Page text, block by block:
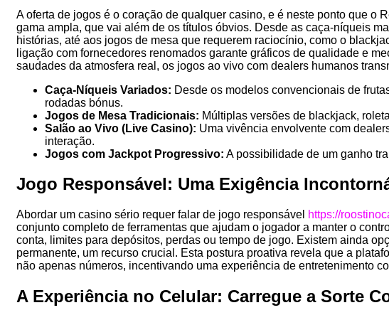
A oferta de jogos é o coração de qualquer casino, e é neste ponto que o
gama ampla, que vai além de os títulos óbvios. Desde as caça-níqueis
histórias, até aos jogos de mesa que requerem raciocínio, como o
ligação com fornecedores renomados garante gráficos de qualidade e
saudades da atmosfera real, os jogos ao vivo com dealers humanos
Caça-Níqueis Variados: Desde os modelos convencionais de
rodadas bónus.
Jogos de Mesa Tradicionais: Múltiplas versões de blackjack,
Salão ao Vivo (Live Casino): Uma vivência envolvente com
interação.
Jogos com Jackpot Progressivo: A possibilidade de um ganho
Jogo Responsável: Uma Exigência
Abordar um casino sério requer falar de jogo responsável https://
conjunto completo de ferramentas que ajudam o jogador a manter o
conta, limites para depósitos, perdas ou tempo de jogo. Existem ainda
permanente, um recurso crucial. Esta postura proativa revela que a
não apenas números, incentivando uma experiência de entretenimento
A Experiência no Celular: Carregue a Sorte